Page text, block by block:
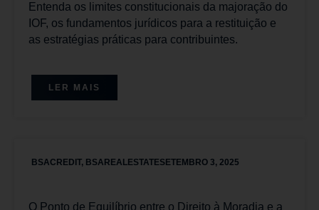
Entenda os limites constitucionais da majoração do
IOF, os fundamentos jurídicos para a restituição e
as estratégias práticas para contribuintes.
LER MAIS
BSACREDIT, BSAREALESTATESETEMBRO 3, 2025
O Ponto de Equilíbrio entre o Direito à Moradia e a